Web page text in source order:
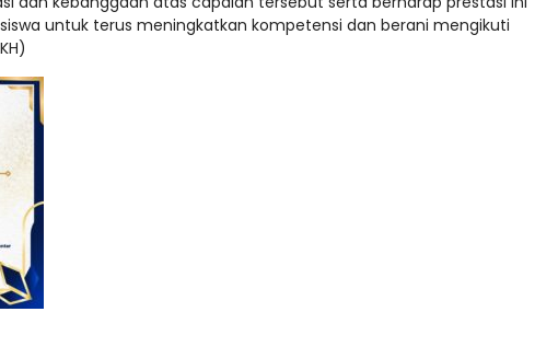
untuk terus meningkatkan kompetensi dan berani mengikuti